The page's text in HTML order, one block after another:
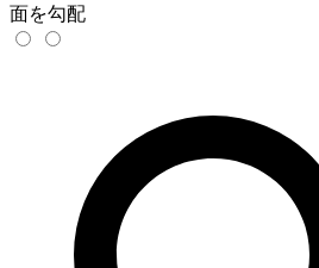
面を勾配